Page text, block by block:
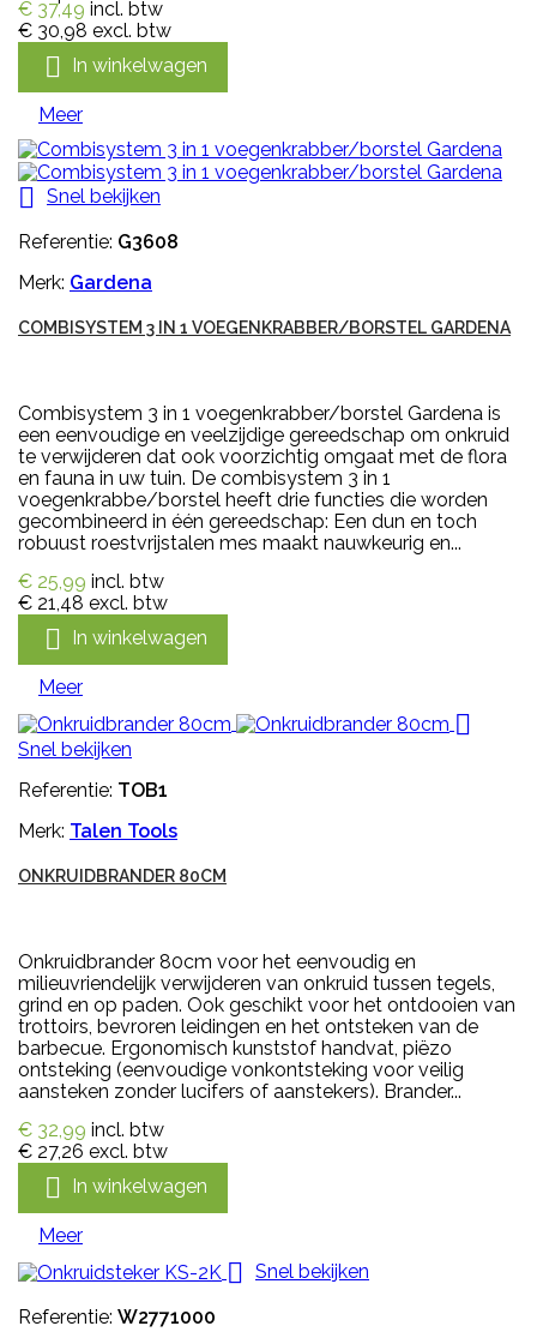
€ 37,49 incl. btw
€ 30,98 excl. btw
 In winkelwagen
Meer
 Snel bekijken
Referentie: G3608
Merk: Gardena
COMBISYSTEM 3 IN 1 VOEGENKRABBER/BORSTEL GARDENA
Combisystem 3 in 1 voegenkrabber/borstel Gardena is
een eenvoudige en veelzijdige gereedschap om onkruid
te verwijderen dat ook voorzichtig omgaat met de flora
en fauna in uw tuin. De combisystem 3 in 1
voegenkrabbe/borstel heeft drie functies die worden
gecombineerd in één gereedschap: Een dun en toch
robuust roestvrijstalen mes maakt nauwkeurig en...
€ 25,99 incl. btw
€ 21,48 excl. btw
 In winkelwagen
Meer

Snel bekijken
Referentie: TOB1
Merk: Talen Tools
ONKRUIDBRANDER 80CM
Onkruidbrander 80cm voor het eenvoudig en
milieuvriendelijk verwijderen van onkruid tussen tegels,
grind en op paden. Ook geschikt voor het ontdooien van
trottoirs, bevroren leidingen en het ontsteken van de
barbecue. Ergonomisch kunststof handvat, piëzo
ontsteking (eenvoudige vonkontsteking voor veilig
aansteken zonder lucifers of aanstekers). Brander...
€ 32,99 incl. btw
€ 27,26 excl. btw
 In winkelwagen
Meer
 Snel bekijken
Referentie: W2771000